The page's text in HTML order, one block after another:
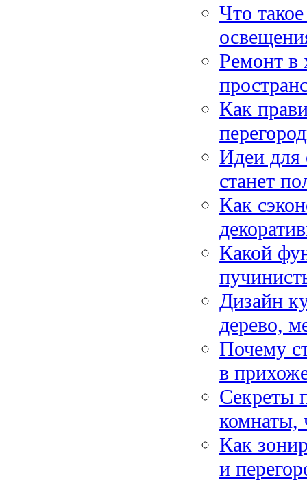
Что
Ремонт в
Как
Идеи для
станет
Как
Какой
Дизайн
дерево,
Почему
в
Секреты
комнаты,
Как
и